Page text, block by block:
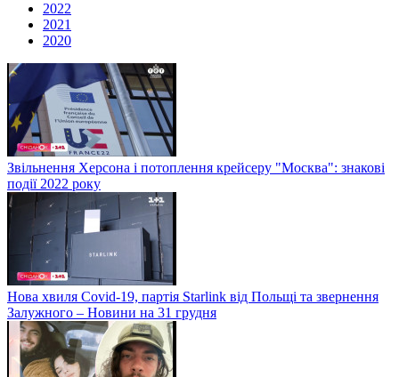
2022
2021
2020
Звільнення Херсона і потоплення крейсеру "Москва": знакові
події 2022 року
Нова хвиля Covid-19, партія Starlink від Польщі та звернення
Залужного – Новини на 31 грудня